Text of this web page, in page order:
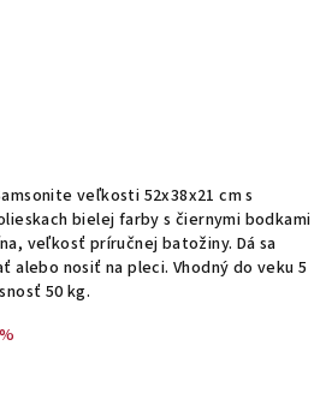
veľkosti 52x38x21 cm s
bielej farby s čiernymi bodkami
veľkosť príručnej batožiny. Dá sa
alebo nosiť na pleci. Vhodný do veku 5
50 kg.